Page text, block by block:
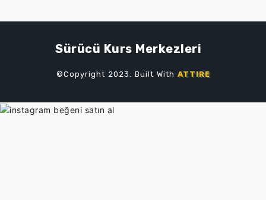
Sürücü Kurs Merkezleri
©Copyright 2023. Built With ATTIRE